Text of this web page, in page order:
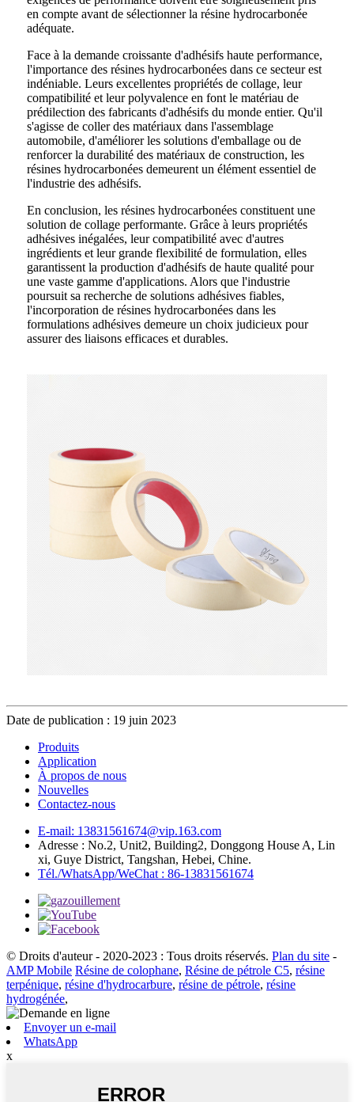
en compte avant de sélectionner la résine hydrocarbonée
adéquate.
Face à la demande croissante d'adhésifs haute performance,
l'importance des résines hydrocarbonées dans ce secteur est
indéniable. Leurs excellentes propriétés de collage, leur
compatibilité et leur polyvalence en font le matériau de
prédilection des fabricants d'adhésifs du monde entier. Qu'il
s'agisse de coller des matériaux dans l'assemblage
automobile, d'améliorer les solutions d'emballage ou de
renforcer la durabilité des matériaux de construction, les
résines hydrocarbonées demeurent un élément essentiel de
l'industrie des adhésifs.
En conclusion, les résines hydrocarbonées constituent une
solution de collage performante. Grâce à leurs propriétés
adhésives inégalées, leur compatibilité avec d'autres
ingrédients et leur grande flexibilité de formulation, elles
garantissent la production d'adhésifs de haute qualité pour
une vaste gamme d'applications. Alors que l'industrie
poursuit sa recherche de solutions adhésives fiables,
l'incorporation de résines hydrocarbonées dans les
formulations adhésives demeure un choix judicieux pour
assurer des liaisons efficaces et durables.
Date de publication : 19 juin 2023
Produits
Application
À propos de nous
Nouvelles
Contactez-nous
E-mail: 13831561674@vip.163.com
Adresse : No.2, Unit2, Building2, Donggong House A, Lin
xi, Guye District, Tangshan, Hebei, Chine.
Tél./WhatsApp/WeChat : 86-13831561674
© Droits d'auteur - 2020-2023 : Tous droits réservés. Plan du site -
AMP Mobile Résine de colophane, Résine de pétrole C5, résine
terpénique, résine d'hydrocarbure, résine de pétrole, résine
hydrogénée,
Envoyer un e-mail
WhatsApp
x